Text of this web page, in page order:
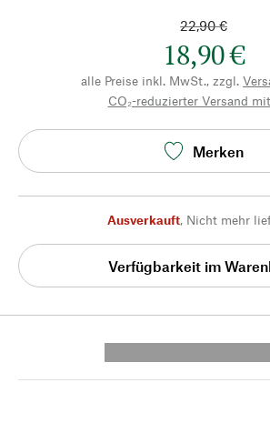
22,90 €
18,90 €
alle Preise inkl. MwSt., zzgl.
CO₂-reduzierter Versand
Merken
Ausverkauft, Nicht mehr
Verfügbarkeit im